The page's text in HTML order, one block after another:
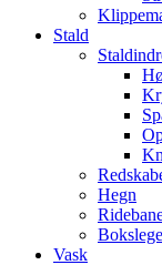
Stald
Hegn
Vask